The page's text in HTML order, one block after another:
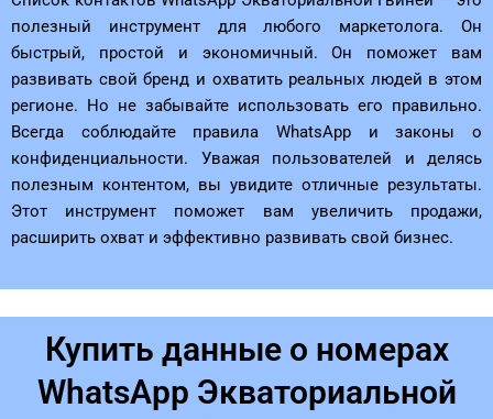
полезный инструмент для любого маркетолога. Он
быстрый, простой и экономичный. Он поможет вам
развивать свой бренд и охватить реальных людей в этом
регионе. Но не забывайте использовать его правильно.
Всегда соблюдайте правила WhatsApp и законы о
конфиденциальности. Уважая пользователей и делясь
полезным контентом, вы увидите отличные результаты.
Этот инструмент поможет вам увеличить продажи,
расширить охват и эффективно развивать свой бизнес.
Купить данные о номерах
WhatsApp Экваториальной